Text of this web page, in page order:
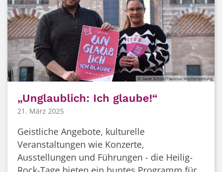
© Sarah Schött/Paulinus Wochenzeitung
„Unglaublich: Ich glaube!“
21. März 2025
Geistliche Angebote, kulturelle
Veranstaltungen wie Konzerte,
Ausstellungen und Führungen - die Heilig-